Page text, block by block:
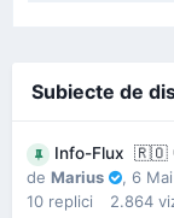
Subiecte de
Info-Flux ​ 🇷🇴
de Marius , 6 Mai
10 replici 2.864